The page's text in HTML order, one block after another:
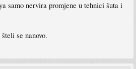
samo nervira promjene u tehnici šuta i
se nanovo.